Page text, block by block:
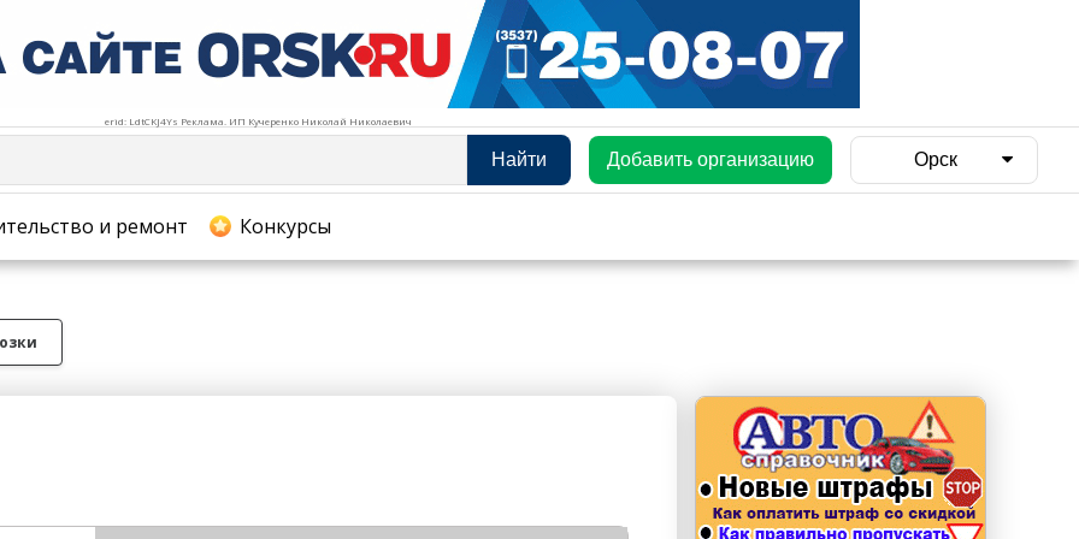
erid: LdtCKJ4Ys Реклама. ИП Кучеренко Николай Николаевич
Найти Добавить организацию Орск
и ремонт Конкурсы